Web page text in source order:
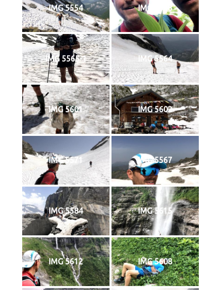
IMG 5554 IMG 5548
IMG 5565-1 IMG 5564
IMG 5601 IMG 5602
IMG 5571 IMG 5567
IMG 5584 IMG 5615
IMG 5612 IMG 5608